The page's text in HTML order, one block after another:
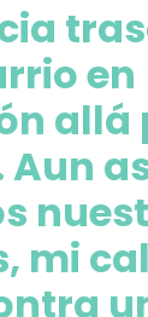
en
allá
Aun
mi